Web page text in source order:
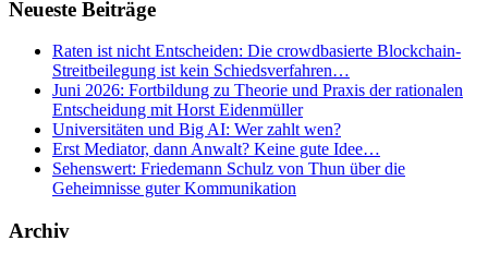
Neueste Beiträge
Raten ist nicht Entscheiden: Die crowdbasierte Blockchain-
Streitbeilegung ist kein Schiedsverfahren…
Juni 2026: Fortbildung zu Theorie und Praxis der rationalen
Entscheidung mit Horst Eidenmüller
Universitäten und Big AI: Wer zahlt wen?
Erst Mediator, dann Anwalt? Keine gute Idee…
Sehenswert: Friedemann Schulz von Thun über die
Geheimnisse guter Kommunikation
Archiv